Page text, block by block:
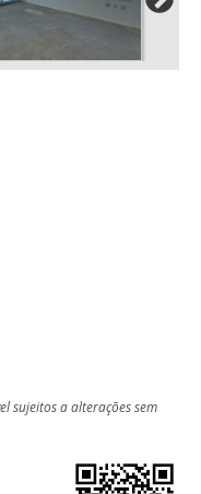
sujeitos a alterações sem